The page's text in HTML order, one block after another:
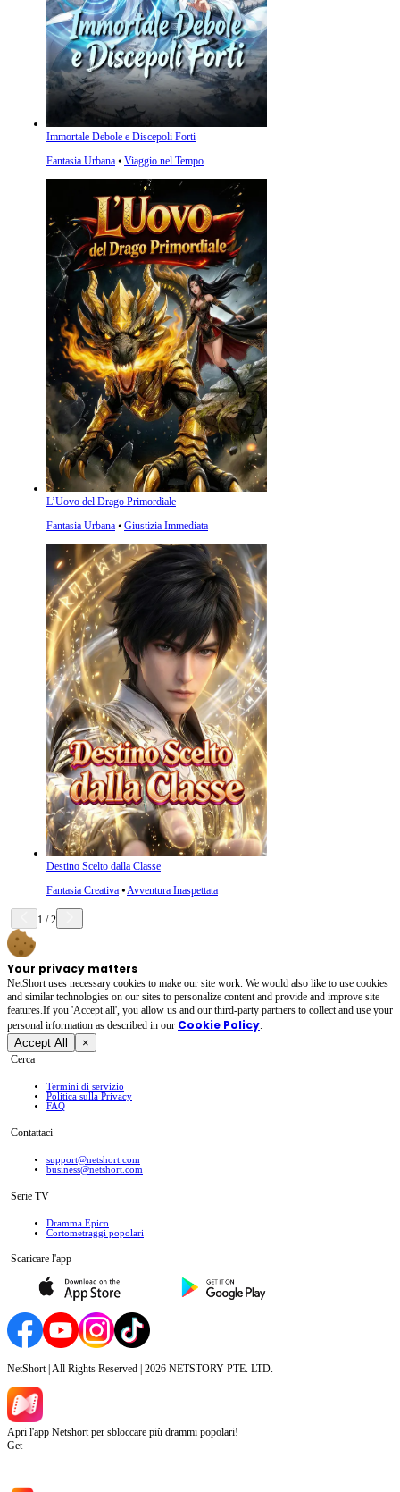
Immortale Debole e Discepoli Forti
Fantasia Urbana ⦁ Viaggio nel Tempo
L’Uovo del Drago Primordiale
Fantasia Urbana ⦁ Giustizia Immediata
Destino Scelto dalla Classe
Fantasia Creativa ⦁Avventura Inaspettata
1 /2
Your privacy matters
NetShort uses necessary cookies to make our site work. We would also like to use cookies
and similar technologies on our sites to personalize content and provide and improve site
features.If you 'Accept all', you allow us and our third-party partners to collect and use your
personal irformation as described in our Cookie Policy.
Accept All ×
Cerca
Termini di servizio
Politica sulla Privacy
FAQ
Contattaci
support@netshort.com
business@netshort.com
Serie TV
Dramma Epico
‌Cortometraggi popolari
Scaricare l'app
NetShort | All Rights Reserved | 2026 NETSTORY PTE. LTD.
Apri l'app Netshort per sbloccare più drammi popolari!
Get